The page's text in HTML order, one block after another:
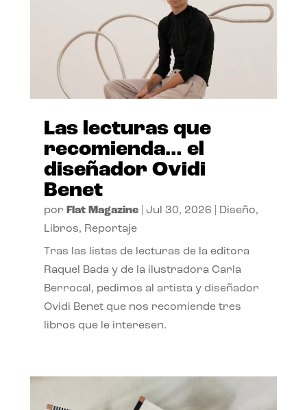
Las lecturas que
recomienda… el
diseñador Ovidi
Benet
por Flat Magazine| Jul 30, 2026 Diseño,
Libros, Reportaje
Tras las listas de lecturas de la editora
Raquel Bada y de la ilustradora Carla
Berrocal, pedimos al artista y diseñador
Ovidi Benet que nos recomiende tres
libros que le interesen.